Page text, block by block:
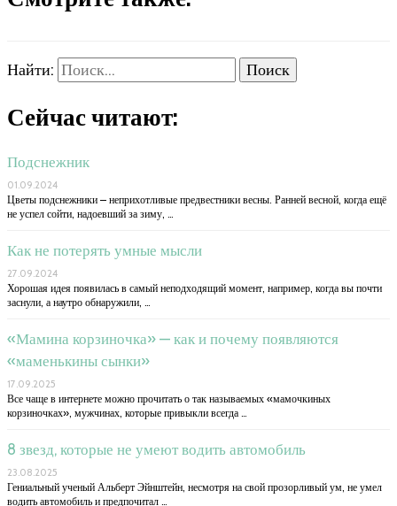
Найти:
Сейчас читают:
Подснежник
01.09.2024
Цветы подснежники – неприхотливые предвестники весны. Ранней весной, когда ещё
не успел сойти, надоевший за зиму, …
Как не потерять умные мысли
27.09.2024
Хорошая идея появилась в самый неподходящий момент, например, когда вы почти
заснули, а наутро обнаружили, …
«Мамина корзиночка» — как и почему появляются
«маменькины сынки»
17.09.2025
Все чаще в интернете можно прочитать о так называемых «мамочкиных
корзиночках», мужчинах, которые привыкли всегда …
8 звезд, которые не умеют водить автомобиль
23.08.2025
Гениальный ученый Альберт Эйнштейн, несмотря на свой прозорливый ум, не умел
водить автомобиль и предпочитал …